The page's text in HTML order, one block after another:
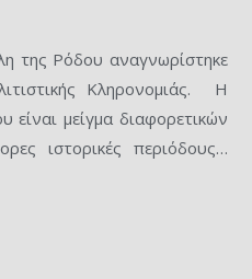
της Ρόδου αναγνωρίστηκε
Κληρονομιάς. Η
μείγμα διαφορετικών
ιστορικές περιόδους…